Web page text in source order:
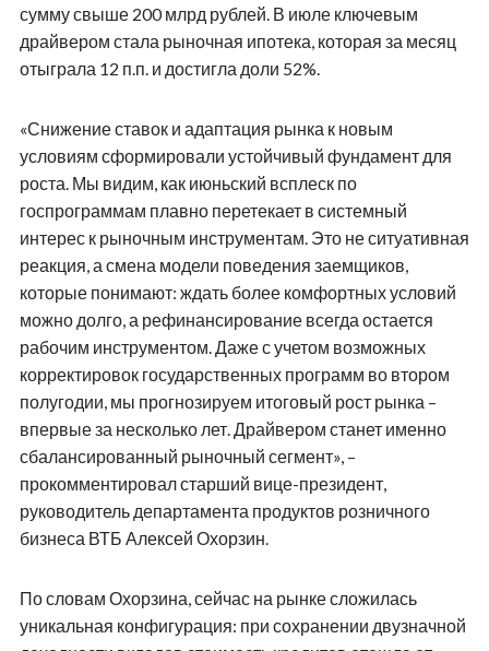
сумму свыше 200 млрд рублей. В июле ключевым
драйвером стала рыночная ипотека, которая за месяц
отыграла 12 п.п. и достигла доли 52%.
«Снижение ставок и адаптация рынка к новым
условиям сформировали устойчивый фундамент для
роста. Мы видим, как июньский всплеск по
госпрограммам плавно перетекает в системный
интерес к рыночным инструментам. Это не ситуативная
реакция, а смена модели поведения заемщиков,
которые понимают: ждать более комфортных условий
можно долго, а рефинансирование всегда остается
рабочим инструментом. Даже с учетом возможных
корректировок государственных программ во втором
полугодии, мы прогнозируем итоговый рост рынка –
впервые за несколько лет. Драйвером станет именно
сбалансированный рыночный сегмент», –
прокомментировал старший вице-президент,
руководитель департамента продуктов розничного
бизнеса ВТБ Алексей Охорзин.
По словам Охорзина, сейчас на рынке сложилась
уникальная конфигурация: при сохранении двузначной